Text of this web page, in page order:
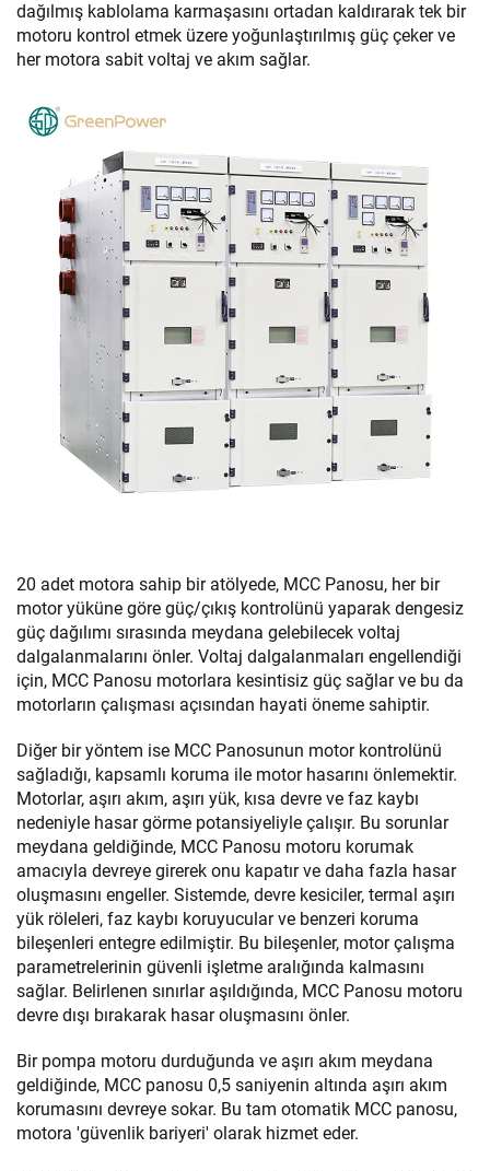
dağılmış kablolama karmaşasını ortadan kaldırarak tek bir
motoru kontrol etmek üzere yoğunlaştırılmış güç çeker ve
her motora sabit voltaj ve akım sağlar.
20 adet motora sahip bir atölyede, MCC Panosu, her bir
motor yüküne göre güç/çıkış kontrolünü yaparak dengesiz
güç dağılımı sırasında meydana gelebilecek voltaj
dalgalanmalarını önler. Voltaj dalgalanmaları engellendiği
için, MCC Panosu motorlara kesintisiz güç sağlar ve bu da
motorların çalışması açısından hayati öneme sahiptir.
Diğer bir yöntem ise MCC Panosunun motor kontrolünü
sağladığı, kapsamlı koruma ile motor hasarını önlemektir.
Motorlar, aşırı akım, aşırı yük, kısa devre ve faz kaybı
nedeniyle hasar görme potansiyeliyle çalışır. Bu sorunlar
meydana geldiğinde, MCC Panosu motoru korumak
amacıyla devreye girerek onu kapatır ve daha fazla hasar
oluşmasını engeller. Sistemde, devre kesiciler, termal aşırı
yük röleleri, faz kaybı koruyucular ve benzeri koruma
bileşenleri entegre edilmiştir. Bu bileşenler, motor çalışma
parametrelerinin güvenli işletme aralığında kalmasını
sağlar. Belirlenen sınırlar aşıldığında, MCC Panosu motoru
devre dışı bırakarak hasar oluşmasını önler.
Bir pompa motoru durduğunda ve aşırı akım meydana
geldiğinde, MCC panosu 0,5 saniyenin altında aşırı akım
korumasını devreye sokar. Bu tam otomatik MCC panosu,
motora 'güvenlik bariyeri' olarak hizmet eder.